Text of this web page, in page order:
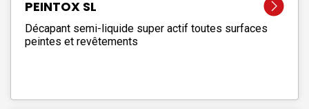
PEINTOX SL
Décapant semi-liquide super actif toutes surfaces
peintes et revêtements